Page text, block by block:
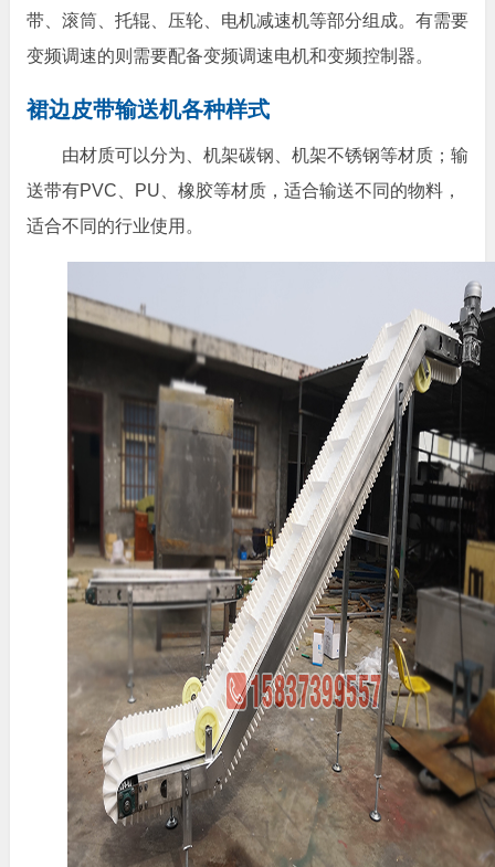
带、滚筒、托辊、压轮、电机减速机等部分组成。有需要
变频调速的则需要配备变频调速电机和变频控制器。
裙边皮带输送机各种样式
由材质可以分为、机架碳钢、机架不锈钢等材质；输
送带有PVC、PU、橡胶等材质，适合输送不同的物料，
适合不同的行业使用。